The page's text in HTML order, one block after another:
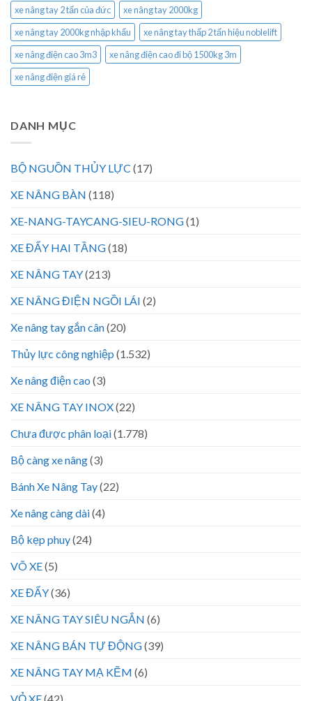
xe nâng tay 2 tấn của đức
xe nâng tay 2000kg
xe nâng tay 2000kg nhập khẩu
xe nâng tay thấp 2 tấn hiệu noblelift
xe nâng điện cao 3m3
xe nâng điện cao đi bộ 1500kg 3m
xe nâng điện giá rẻ
DANH MỤC
BỘ NGUỒN THỦY LỰC (17)
XE NÂNG BÀN (118)
XE-NANG-TAYCANG-SIEU-RONG(1)
XE ĐẨY HAI TẦNG(18)
XE NÂNG TAY(213)
XE NÂNG ĐIỆN NGỒI LÁI (2)
Xe nâng tay gắn cân(20)
Thủy lực công nghiệp (1.532)
Xe nâng điện cao (3)
XE NÂNG TAY INOX(22)
Chưa được phân loại(1.778)
Bộ càng xe nâng(3)
Bánh Xe Nâng Tay(22)
Xe nâng càng dài(4)
Bộ kẹp phuy(24)
VÕ XE(5)
XE ĐẨY(36)
XE NÂNG TAY SIÊU NGẮN (6)
XE NÂNG BÁN TỰ ĐỘNG(39)
XE NÂNG TAY MẠ KẼM (6)
VỎ XE(42)